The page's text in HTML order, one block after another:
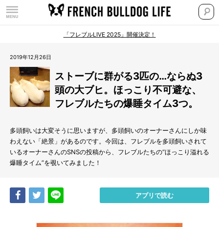
「フレブルLIVE 2025」開催決定！
2019年12月26日
ストーブに群がる3匹の…ならぬ3
頭の大ブヒ。ほっこり不可避な、
フレブルたちの爆睡タイム3つ。
多頭飼いは大変そうに思いますが、多頭飼いのオーナーさんにしか味
わえない「絶景」があるのです。今回は、フレブルを多頭飼いされて
いるオーナーさんのSNSの投稿から、フレブルたちの“ほっこり溢れる
爆睡タイム”を覗いてみました！
Share Tweet アプリで読む